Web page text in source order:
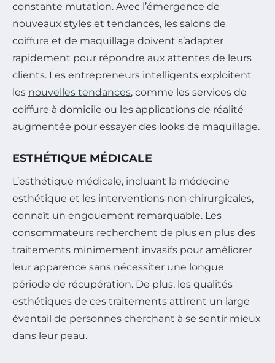
constante mutation. Avec l’émergence de
nouveaux styles et tendances, les salons de
coiffure et de maquillage doivent s’adapter
rapidement pour répondre aux attentes de leurs
clients. Les entrepreneurs intelligents exploitent
les nouvelles tendances, comme les services de
coiffure à domicile ou les applications de réalité
augmentée pour essayer des looks de maquillage.
ESTHÉTIQUE MÉDICALE
L’esthétique médicale, incluant la médecine
esthétique et les interventions non chirurgicales,
connaît un engouement remarquable. Les
consommateurs recherchent de plus en plus des
traitements minimement invasifs pour améliorer
leur apparence sans nécessiter une longue
période de récupération. De plus, les qualités
esthétiques de ces traitements attirent un large
éventail de personnes cherchant à se sentir mieux
dans leur peau.